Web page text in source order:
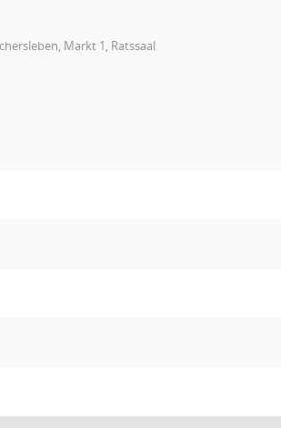
Markt 1, Ratssaal